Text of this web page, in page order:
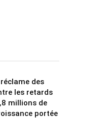
des
les retards
millions de
portée